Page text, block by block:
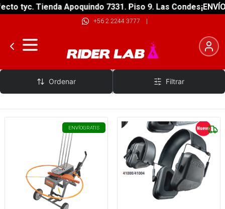
tyc. Tienda Apoquindo 7331. Piso 9. Las Condes
+56 2 2244 3777 |
Champion
Ordenar Filtrar
ENVÍOGRATIS